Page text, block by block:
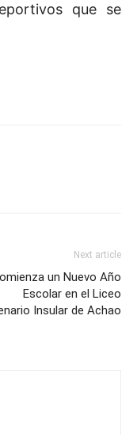
que se
Next article
un Nuevo Año
Escolar en el Liceo
Insular de Achao